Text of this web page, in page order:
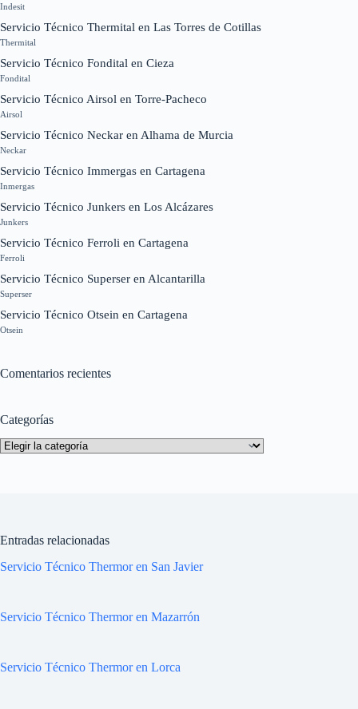
Indesit
Servicio Técnico Thermital en Las Torres de Cotillas
Thermital
Servicio Técnico Fondital en Cieza
Fondital
Servicio Técnico Airsol en Torre-Pacheco
Airsol
Servicio Técnico Neckar en Alhama de Murcia
Neckar
Servicio Técnico Immergas en Cartagena
Inmergas
Servicio Técnico Junkers en Los Alcázares
Junkers
Servicio Técnico Ferroli en Cartagena
Ferroli
Servicio Técnico Superser en Alcantarilla
Superser
Servicio Técnico Otsein en Cartagena
Otsein
Comentarios recientes
Categorías
Categorías
Entradas relacionadas
Servicio Técnico Thermor en San Javier
Servicio Técnico Thermor en Mazarrón
Servicio Técnico Thermor en Lorca